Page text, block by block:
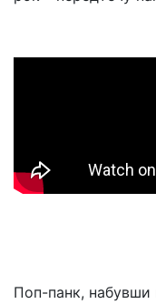
Поп-панк, набувши